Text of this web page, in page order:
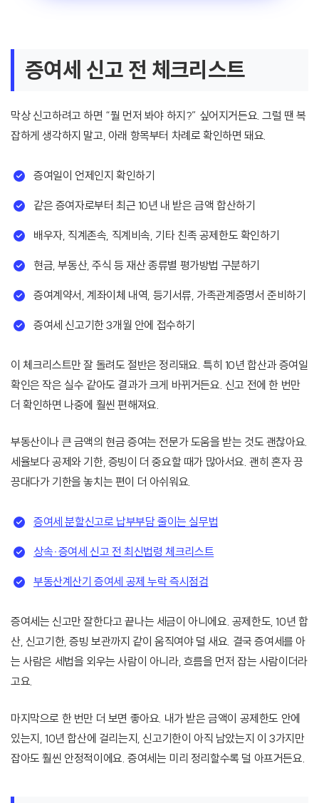
증여세 신고 전 체크리스트
막상 신고하려고 하면 “뭘 먼저 봐야 하지?” 싶어지거든요. 그럴 땐 복
잡하게 생각하지 말고, 아래 항목부터 차례로 확인하면 돼요.
증여일이 언제인지 확인하기
같은 증여자로부터 최근 10년 내 받은 금액 합산하기
배우자, 직계존속, 직계비속, 기타 친족 공제한도 확인하기
현금, 부동산, 주식 등 재산 종류별 평가방법 구분하기
증여계약서, 계좌이체 내역, 등기서류, 가족관계증명서 준비하기
증여세 신고기한 3개월 안에 접수하기
이 체크리스트만 잘 돌려도 절반은 정리돼요. 특히 10년 합산과 증여일
확인은 작은 실수 같아도 결과가 크게 바뀌거든요. 신고 전에 한 번만
더 확인하면 나중에 훨씬 편해져요.
부동산이나 큰 금액의 현금 증여는 전문가 도움을 받는 것도 괜찮아요.
세율보다 공제와 기한, 증빙이 더 중요할 때가 많아서요. 괜히 혼자 끙
끙대다가 기한을 놓치는 편이 더 아쉬워요.
증여세 분할신고로 납부부담 줄이는 실무법
상속·증여세 신고 전 최신법령 체크리스트
부동산계산기 증여세 공제 누락 즉시점검
증여세는 신고만 잘한다고 끝나는 세금이 아니에요. 공제한도, 10년 합
산, 신고기한, 증빙 보관까지 같이 움직여야 덜 새요. 결국 증여세를 아
는 사람은 세법을 외우는 사람이 아니라, 흐름을 먼저 잡는 사람이더라
고요.
마지막으로 한 번만 더 보면 좋아요. 내가 받은 금액이 공제한도 안에
있는지, 10년 합산에 걸리는지, 신고기한이 아직 남았는지 이 3가지만
잡아도 훨씬 안정적이에요. 증여세는 미리 정리할수록 덜 아프거든요.